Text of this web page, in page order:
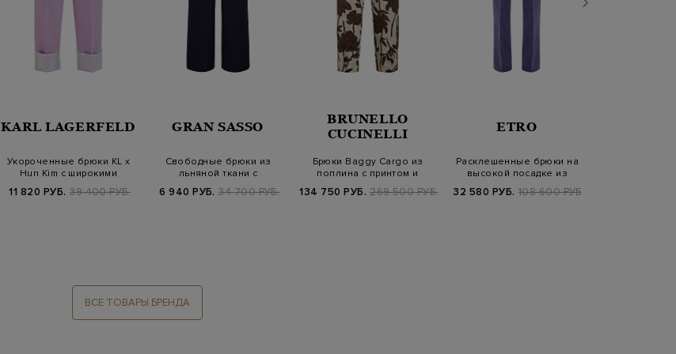
KARL LAGERFELD
Укороченные брюки KL x
Hun Kim с широкими
11 820 РУБ. 39 400 РУБ.
GRAN SASSO
Свободные брюки из
льняной ткани с
6 940 РУБ. 34 700 РУБ.
BRUNELLO
CUCINELLI
Брюки Baggy Cargo из
поплина с принтом и
134 750 РУБ. 269 500 РУБ.
ETRO
Расклешенные брюки на
высокой посадке из
32 580 РУБ. 108 600 РУБ.
ВСЕ ТОВАРЫ БРЕНДА